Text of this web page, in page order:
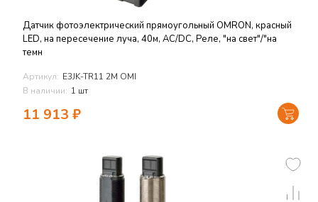
Датчик фотоэлектрический прямоугольный OMRON, красный
LED, на пересечение луча, 40м, AC/DC, Реле, "на свет"/"на
темн
Артикул: E3JK-TR11 2M OMI
В наличии: 1 шт
11 913 ₽